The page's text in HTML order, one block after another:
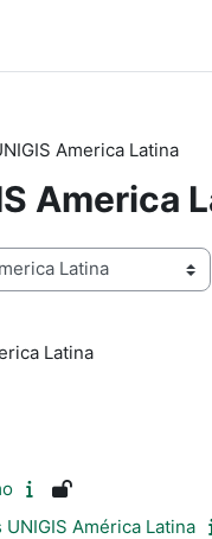
America Latina
America
Latina
América Latina